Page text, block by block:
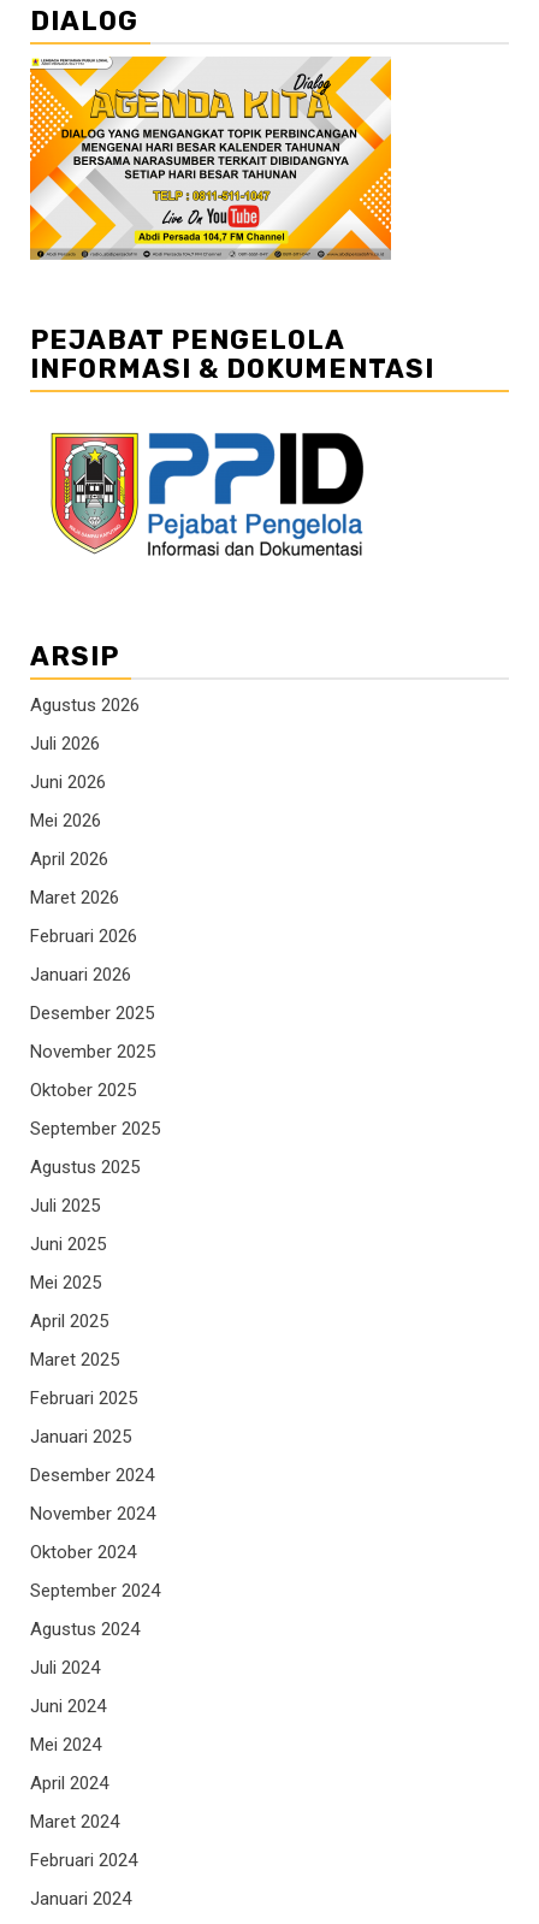
DIALOG
PEJABAT PENGELOLA
INFORMASI & DOKUMENTASI
ARSIP
Agustus 2026
Juli 2026
Juni 2026
Mei 2026
April 2026
Maret 2026
Februari 2026
Januari 2026
Desember 2025
November 2025
Oktober 2025
September 2025
Agustus 2025
Juli 2025
Juni 2025
Mei 2025
April 2025
Maret 2025
Februari 2025
Januari 2025
Desember 2024
November 2024
Oktober 2024
September 2024
Agustus 2024
Juli 2024
Juni 2024
Mei 2024
April 2024
Maret 2024
Februari 2024
Januari 2024